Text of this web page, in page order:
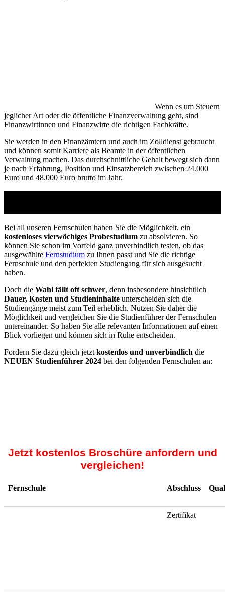
Wenn es um Steuern
jeglicher Art oder die öffentliche Finanzverwaltung geht, sind
Finanzwirtinnen und Finanzwirte die richtigen Fachkräfte.
Sie werden in den Finanzämtern und auch im Zolldienst gebraucht
und können somit Karriere als Beamte in der öffentlichen
Verwaltung machen. Das durchschnittliche Gehalt bewegt sich dann
je nach Erfahrung, Position und Einsatzbereich zwischen 24.000
Euro und 48.000 Euro brutto im Jahr.
Bei all unseren Fernschulen haben Sie die Möglichkeit, ein
kostenloses vierwöchiges Probestudium zu absolvieren. So
können Sie schon im Vorfeld ganz unverbindlich testen, ob das
ausgewählte Fernstudium zu Ihnen passt und Sie die richtige
Fernschule und den perfekten Studiengang für sich ausgesucht
haben.
Doch die Wahl fällt oft schwer, denn insbesondere hinsichtlich
Dauer, Kosten und Studieninhalte unterscheiden sich die
Studiengänge meist zum Teil erheblich. Nutzen Sie daher die
Möglichkeit und vergleichen Sie die Studienführer der Fernschulen
untereinander. So haben Sie alle relevanten Informationen auf einen
Blick vorliegen und können sich in Ruhe entscheiden.
Fordern Sie dazu gleich jetzt kostenlos und unverbindlich die
NEUEN Studienführer 2024 bei den folgenden Fernschulen an:
Jetzt kostenlos Broschüre anfordern und
vergleichen!
Fernschule Abschluss
Zertifikat